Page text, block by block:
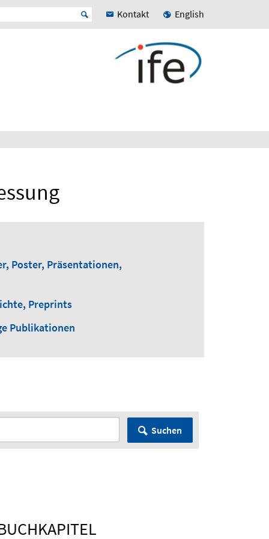
Kontakt English
Poster, Präsentationen,
Preprints
Publikationen
Suchen